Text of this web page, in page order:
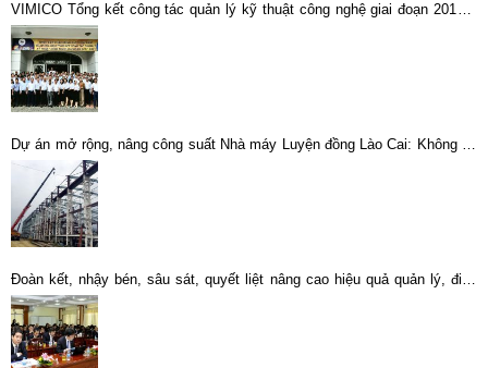
VIMICO Tổng kết công tác quản lý kỹ thuật công nghệ giai đoạn 2017 –
2021
Dự án mở rộng, nâng công suất Nhà máy Luyện đồng Lào Cai: Không để
lỗi hẹn
Đoàn kết, nhậy bén, sâu sát, quyết liệt nâng cao hiệu quả quản lý, điều
hành hoạt động sản xuất, kinh doanh toàn Tổng công ty .